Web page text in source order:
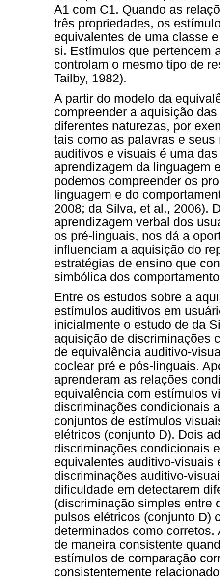
A1 com C1. Quando as
três propriedades, os
equivalentes de uma classe
si. Estímulos que pertencem
controlam o mesmo tipo de
Tailby, 1982).
A partir do modelo da
compreender a aquisição
diferentes naturezas, por
tais como as palavras e
auditivos e visuais é uma
aprendizagem da linguagem
podemos compreender os
linguagem e do
2008; da Silva, et al., 2006).
aprendizagem verbal dos
os pré-linguais, nos dá a
influenciam a aquisição do
estratégias de ensino que
simbólica dos
Entre os estudos sobre a
estímulos auditivos em
inicialmente o estudo de da
aquisição de discriminações
de equivalência auditivo-
coclear pré e pós-linguais.
aprenderam as relações
equivalência com estímulos
discriminações condicionais
conjuntos de estímulos
elétricos (conjunto D). Dois
discriminações condicionais
equivalentes auditivo-visuais
discriminações auditivo-
dificuldade em detectarem
(discriminação simples entre
pulsos elétricos (conjunto D)
determinados como
de maneira consistente
estímulos de comparação
consistentemente